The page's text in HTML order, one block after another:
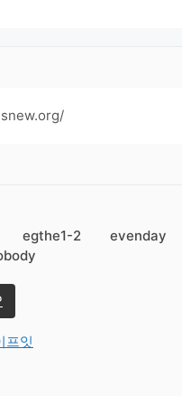
egthe1-2
evenday
프잇